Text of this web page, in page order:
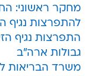
מחקר ראשוני:
להתפרצות נגיף
התפרצות נגיף
גבולות ארה"ב
משרד הבריאות